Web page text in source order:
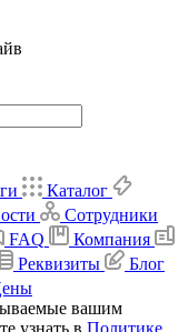
Каталог
Сотрудники
FAQ
Компания
Реквизиты
Блог
вашим
узнать в Политике